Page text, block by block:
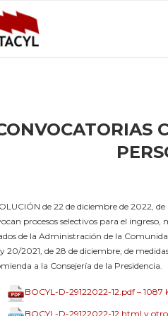
de 22 de diciembre de 2022,
procesos selectivos para el
de la Administración de la
20/2021, de 28 de diciembre, de
a la Consejería de la Presidencia.
BOCYL-D-29122022-12.pdf – 1087
BOCYL-D-29122022-12.html y